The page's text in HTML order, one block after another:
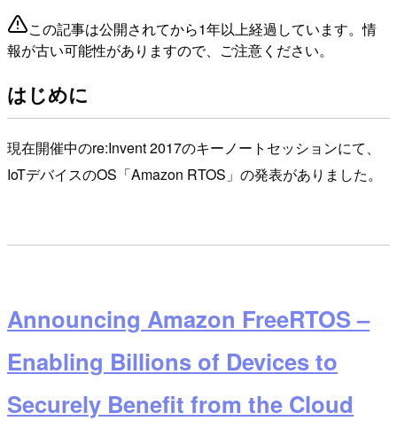
この記事は公開されてから1年以上経過しています。情
報が古い可能性がありますので、ご注意ください。
はじめに
現在開催中のre:Invent 2017のキーノートセッションにて、
IoTデバイスのOS「Amazon RTOS」の発表がありました。
Announcing Amazon FreeRTOS –
Enabling Billions of Devices to
Securely Benefit from the Cloud